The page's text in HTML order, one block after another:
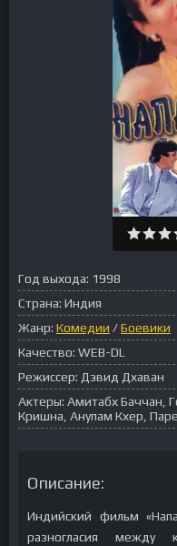
Год выхода: 1998
Страна: Индия
Жанр: Комедии /Боевики
Качество: WEB-DL
Режиссер: Дэвид Дхаван
Актеры: Амитабх Баччан,
Кришна, Анупам Кхер,
Описание:
Индийский фильм
разногласия между